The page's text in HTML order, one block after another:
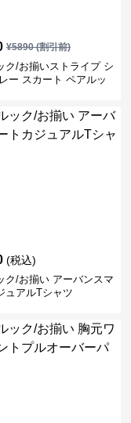
¥5890(割引前)
ク/お揃いストライプ シ
ー スカート ペアルッ
(税込)
ク/お揃い アーバンスマ
ュアルTシャツ